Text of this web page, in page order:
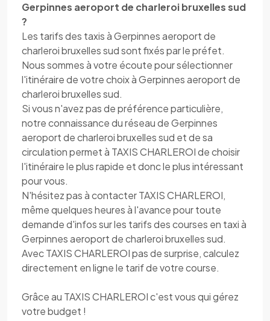
Gerpinnes aeroport de charleroi bruxelles sud
?
Les tarifs des taxis à Gerpinnes aeroport de
charleroi bruxelles sud sont fixés par le préfet.
Nous sommes à votre écoute pour sélectionner
l'itinéraire de votre choix à Gerpinnes aeroport de
charleroi bruxelles sud.
Si vous n'avez pas de préférence particulière,
notre connaissance du réseau de Gerpinnes
aeroport de charleroi bruxelles sud et de sa
circulation permet à TAXIS CHARLEROI de choisir
l'itinéraire le plus rapide et donc le plus intéressant
pour vous.
N'hésitez pas à contacter TAXIS CHARLEROI,
même quelques heures à l'avance pour toute
demande d'infos sur les tarifs des courses en taxi à
Gerpinnes aeroport de charleroi bruxelles sud.
Avec TAXIS CHARLEROI pas de surprise, calculez
directement en ligne le tarif de votre course.
Grâce au TAXIS CHARLEROI c'est vous qui gérez
votre budget !